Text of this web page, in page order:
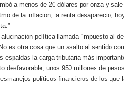
a menos de 20 dólares por onza y
de la inflación; la renta desapareció,
política llamada “impuesto al
es otra cosa que un asalto al sentido
espaldas la carga tributaria más
desfavorable, unos 950 millones de
políticos-financieros de los que